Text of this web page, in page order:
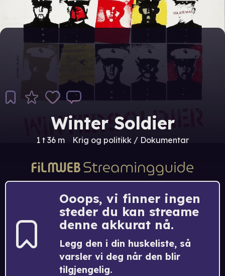
Winter Soldier
1 t 36 m Krig og politikk / Dokumentar
Ooops, vi finner ingen
steder du kan streame
denne akkurat nå.
Legg den i din huskeliste, så
varsler vi deg når den blir
tilgjengelig.